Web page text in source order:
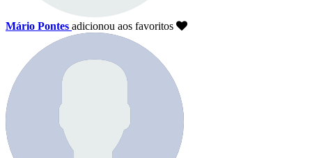
Mário Pontes adicionou aos favoritos